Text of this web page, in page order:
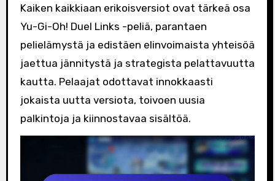
Kaiken kaikkiaan erikoisversiot ovat tärkeä osa
Yu-Gi-Oh! Duel Links -peliä, parantaen
pelielämystä ja edistäen elinvoimaista yhteisöä
jaettua jännitystä ja strategista pelattavuutta
kautta. Pelaajat odottavat innokkaasti
jokaista uutta versiota, toivoen uusia
palkintoja ja kiinnostavaa sisältöä.